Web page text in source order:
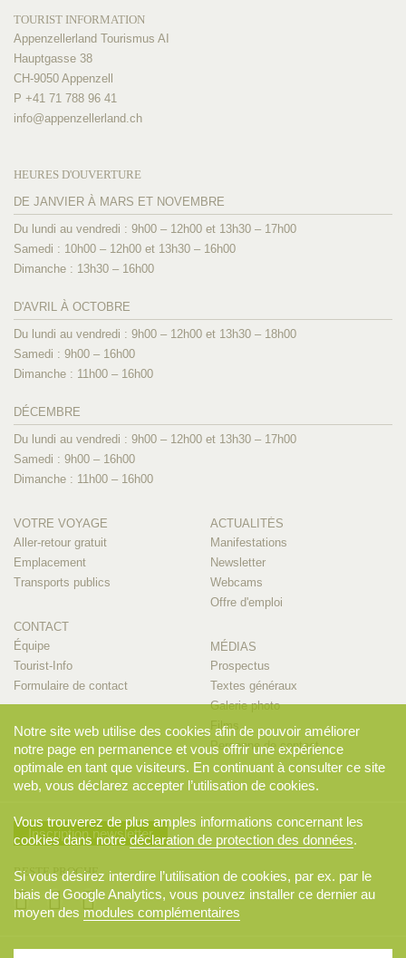
TOURIST INFORMATION
Appenzellerland Tourismus AI
Hauptgasse 38
CH-9050 Appenzell
P +41 71 788 96 41
info@appenzellerland.ch
HEURES D'OUVERTURE
DE JANVIER À MARS ET NOVEMBRE
Du lundi au vendredi : 9h00 – 12h00 et 13h30 – 17h00
Samedi : 10h00 – 12h00 et 13h30 – 16h00
Dimanche : 13h30 – 16h00
D'AVRIL À OCTOBRE
Du lundi au vendredi : 9h00 – 12h00 et 13h30 – 18h00
Samedi : 9h00 – 16h00
Dimanche : 11h00 – 16h00
DÉCEMBRE
Du lundi au vendredi : 9h00 – 12h00 et 13h30 – 17h00
Samedi : 9h00 – 16h00
Dimanche : 11h00 – 16h00
VOTRE VOYAGE
Aller-retour gratuit
Emplacement
Transports publics
CONTACT
Équipe
Tourist-Info
Formulaire de contact
ACTUALITÉS
Manifestations
Newsletter
Webcams
Offre d'emploi
MÉDIAS
Prospectus
Textes généraux
Galerie photo
Films
Personne de contact
Inscription newsletter
RESTE PROCHE
Notre site web utilise des cookies afin de pouvoir améliorer
notre page en permanence et vous offrir une expérience
optimale en tant que visiteurs. En continuant à consulter ce site
web, vous déclarez accepter l’utilisation de cookies.
Vous trouverez de plus amples informations concernant les
cookies dans notredéclaration de protection des données.
Si vous désirez interdire l’utilisation de cookies, par ex. par le
biais de Google Analytics, vous pouvez installer ce dernier au
moyen des modules complémentaires